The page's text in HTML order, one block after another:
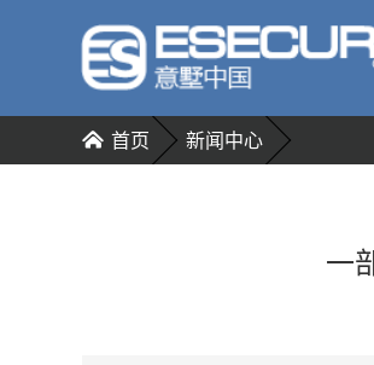
首页 新闻中心
一